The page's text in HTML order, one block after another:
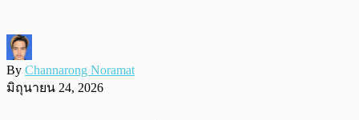
By Channarong Noramat
มิถุนายน 24, 2026